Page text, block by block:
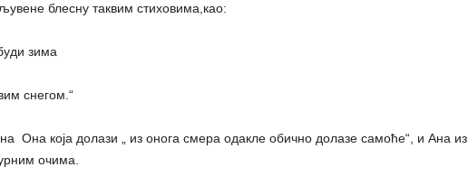
блесну таквим стиховима,као:
зима
снегом.“
Она која долази „ из онога смера одакле обично долазе самоће“, и Ана из
очима.